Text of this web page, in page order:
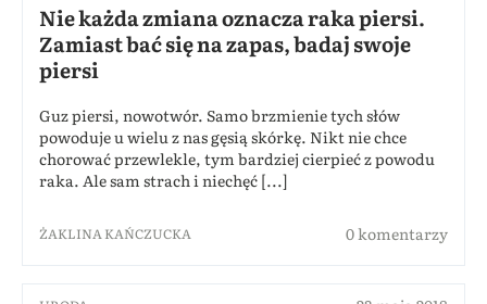
Nie każda zmiana oznacza raka piersi.
Zamiast bać się na zapas, badaj swoje
piersi
Guz piersi, nowotwór. Samo brzmienie tych słów
powoduje u wielu z nas gęsią skórkę. Nikt nie chce
chorować przewlekle, tym bardziej cierpieć z powodu
raka. Ale sam strach i niechęć [...]
ŻAKLINA KAŃCZUCKA 0 komentarzy